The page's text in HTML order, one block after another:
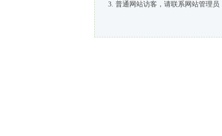
普通网站访客，请联系网站管理员